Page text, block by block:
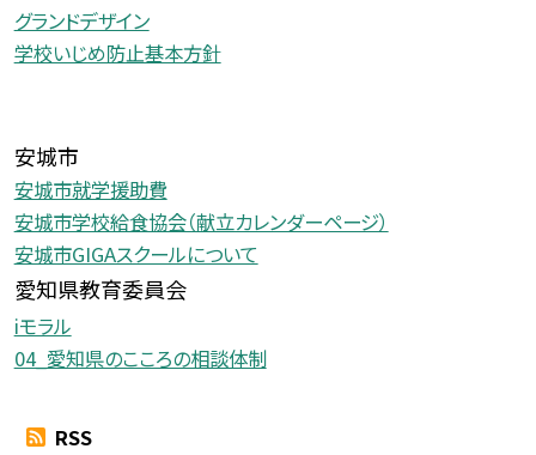
グランドデザイン
学校いじめ防止基本方針
安城市
安城市就学援助費
安城市学校給食協会（献立カレンダーページ）
安城市GIGAスクールについて
愛知県教育委員会
iモラル
04_愛知県のこころの相談体制
RSS